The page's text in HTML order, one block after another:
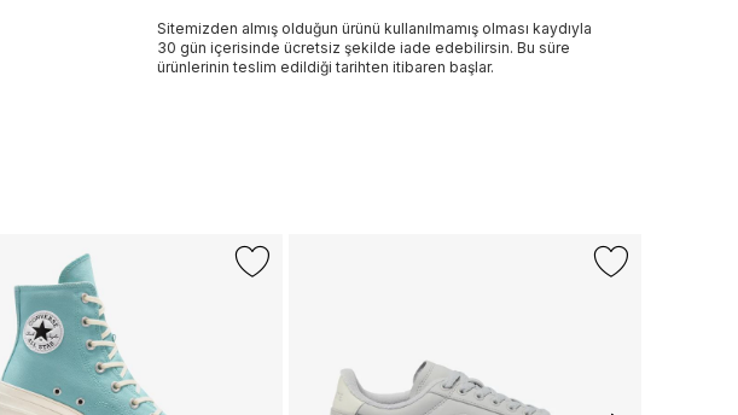
Sitemizden almış olduğun ürünü kullanılmamış olması kaydıyla
30 gün içerisinde ücretsiz şekilde iade edebilirsin. Bu süre
ürünlerinin teslim edildiği tarihten itibaren başlar.